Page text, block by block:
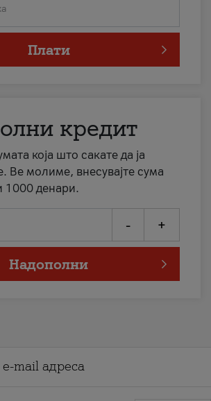
Плати
кредит
која што сакате да ја
Ве молиме, внесувајте сума
1000 денари.
- +
Надополни